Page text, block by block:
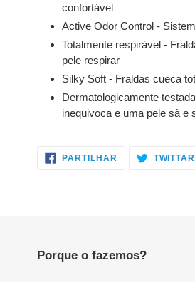
confortável
Active Odor Control -
Totalmente respirável -
pele respirar
Silky Soft - Fraldas cueca
Dermatologicamente
inequivoca e uma pele sã e
PARTILHAR PARTILHE
NO
TWITTAR
Porque o fazemos?